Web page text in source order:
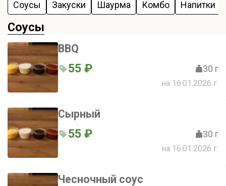
Соусы Закуски Шаурма Комбо Напитки
Соусы
BBQ
55 ₽ 30 г
на 16.01.2026 г.
Сырный
55 ₽ 30 г
на 16.01.2026 г.
Чесночный соус